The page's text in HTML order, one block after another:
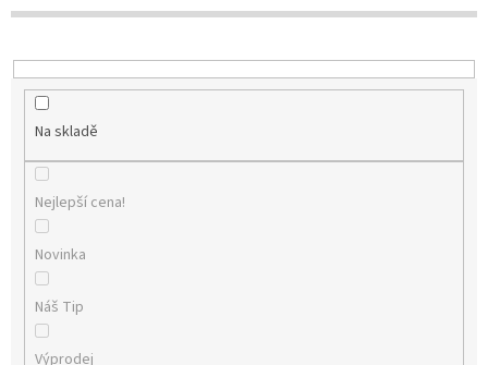
t
Na skladě
Nejlepší cena!
Novinka
Náš Tip
Výprodej